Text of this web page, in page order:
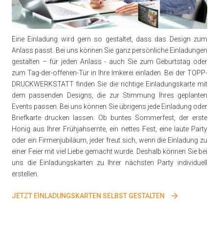
Eine Einladung wird gern so gestaltet, dass das Design zum
Anlass passt. Bei uns können Sie ganz persönliche Einladungen
gestalten – für jeden Anlass - auch Sie zum Geburtstag oder
zum Tag-der-offenen-Tür in Ihre Imkerei einladen. Bei der TOPP-
DRUCKWERKSTATT finden Sie die richtige Einladungskarte mit
dem passenden Designs, die zur Stimmung Ihres geplanten
Events passen. Bei uns können Sie übrigens jede Einladung oder
Briefkarte drucken lassen. Ob buntes Sommerfest, der erste
Honig aus Ihrer Frühjahsernte, ein nettes Fest, eine laute Party
oder ein Firmenjubiläum, jeder freut sich, wenn die Einladung zu
einer Feier mit viel Liebe gemacht wurde. Deshalb können Sie bei
uns die Einladungskarten zu Ihrer nächsten Party individuell
erstellen.
JETZT EINLADUNGSKARTEN SELBST GESTALTEN